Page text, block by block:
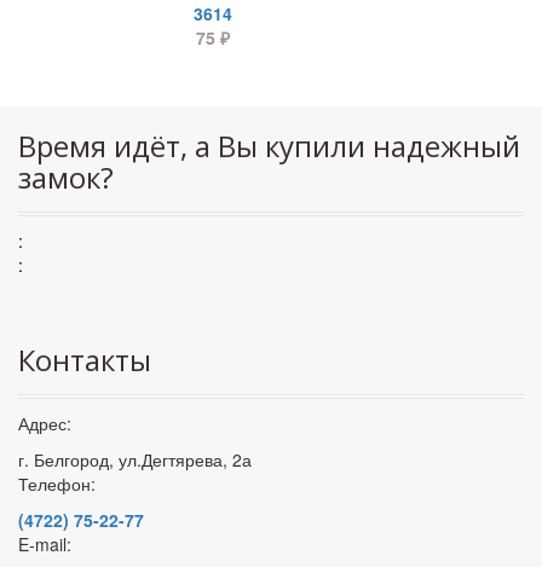
3614
75 ₽
Время идёт, а Вы купили надежный
замок?
:
:
Контакты
Адрес:
г. Белгород, ул.Дегтярева, 2а
Телефон:
(4722) 75-22-77
E-mail: